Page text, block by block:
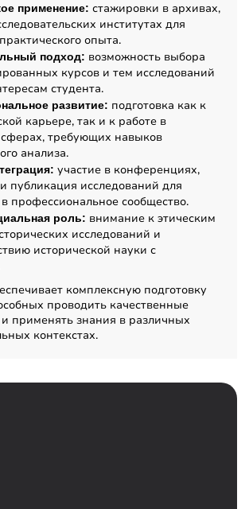
применение: стажировки в архивах,
институтах для
опыта.
подход: возможность выбора
курсов и тем исследований
студента.
развитие: подготовка как к
карьере, так и к работе в
требующих навыков
анализа.
участие в конференциях,
публикация исследований для
профессиональное сообщество.
роль: внимание к этическим
исследований и
исторической науки с
комплексную подготовку
проводить качественные
применять знания в различных
контекстах.